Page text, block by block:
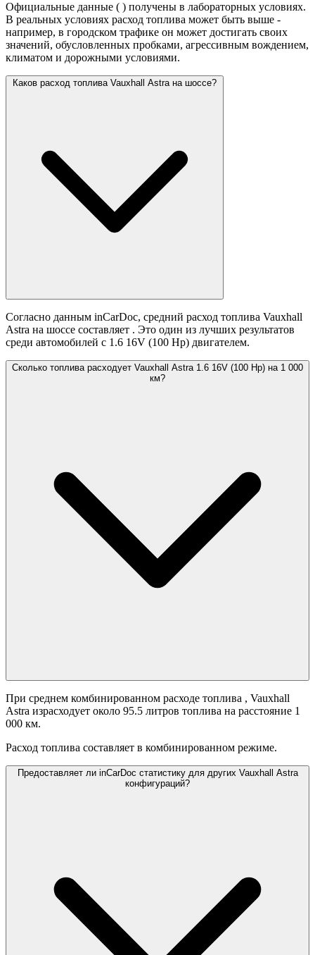
Официальные данные ( ) получены в лабораторных условиях.
В реальных условиях расход топлива может быть выше -
например, в городском трафике он может достигать своих
значений, обусловленных пробками, агрессивным вождением,
климатом и дорожными условиями.
Каков расход топлива Vauxhall Astra на шоссе?
Согласно данным inCarDoc, средний расход топлива Vauxhall
Astra на шоссе составляет . Это один из лучших результатов
среди автомобилей с 1.6 16V (100 Hp) двигателем.
Сколько топлива расходует Vauxhall Astra 1.6 16V (100 Hp) на 1 000
км?
При среднем комбинированном расходе топлива , Vauxhall
Astra израсходует около 95.5 литров топлива на расстояние 1
000 км.
Расход топлива составляет в комбинированном режиме.
Предоставляет ли inCarDoc статистику для других Vauxhall Astra
конфигураций?